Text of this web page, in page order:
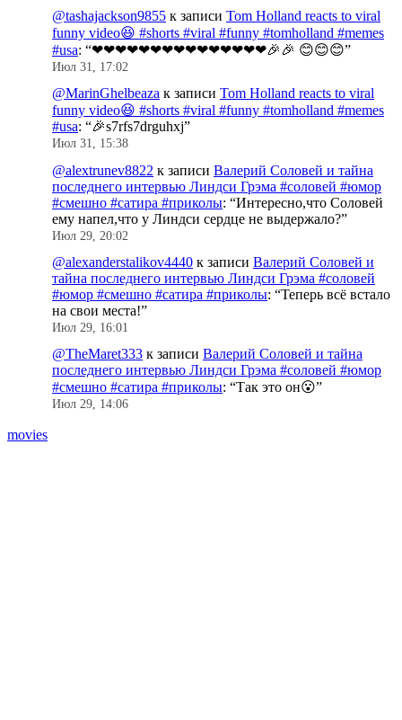
@tashajackson9855 к записи Tom Holland reacts to viral
funny video😆 #shorts #viral #funny #tomholland #memes
#usa: “❤❤❤❤❤❤❤❤❤❤❤❤❤❤❤🎉🎉 😊😊😊”
Июл 31, 17:02
@MarinGhelbeaza к записи Tom Holland reacts to viral
funny video😆 #shorts #viral #funny #tomholland #memes
#usa: “🎉s7rfs7drguhxj”
Июл 31, 15:38
@alextrunev8822 к записи Валерий Соловей и тайна
последнего интервью Линдси Грэма #соловей #юмор
#смешно #сатира #приколы: “Интересно,что Соловей
ему напел,что у Линдси сердце не выдержало?”
Июл 29, 20:02
@alexanderstalikov4440 к записи Валерий Соловей и
тайна последнего интервью Линдси Грэма #соловей
#юмор #смешно #сатира #приколы: “Теперь всё встало
на свои места!”
Июл 29, 16:01
@TheMaret333 к записи Валерий Соловей и тайна
последнего интервью Линдси Грэма #соловей #юмор
#смешно #сатира #приколы: “Так это он😮”
Июл 29, 14:06
movies